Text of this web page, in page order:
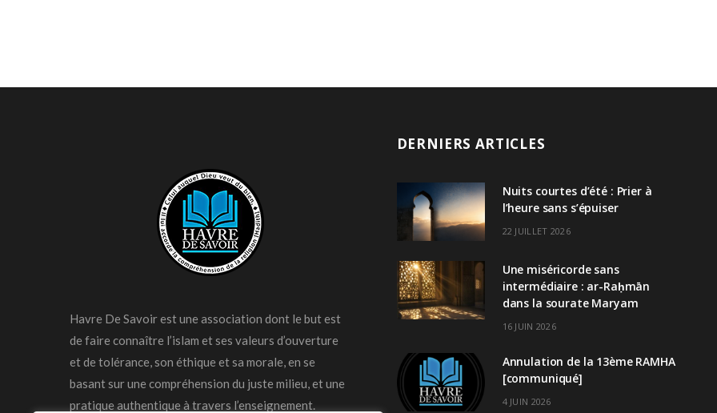
Havre De Savoir est une association dont le but est
de faire connaître l’islam et ses valeurs d’ouverture
et de tolérance, son éthique et sa morale, en se
basant sur une compréhension du juste milieu, et une
pratique authentique à travers l’enseignement.
DERNIERS ARTICLES
Nuits courtes d’été : Prier à
l’heure sans s’épuiser
22 JUILLET 2026
Une miséricorde sans
intermédiaire : ar-Raḥmān
dans la sourate Maryam
16 JUIN 2026
Annulation de la 13ème RAMHA
[communiqué]
4 JUIN 2026